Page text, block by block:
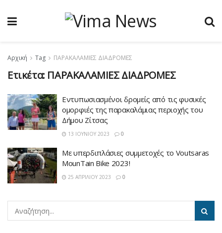
Αρχική Tag ΠΑΡΑΚΑΛΑΜΙΕΣ ΔΙΑΔΡΟΜΕΣ
Ετικέτα: ΠΑΡΑΚΑΛΑΜΙΕΣ ΔΙΑΔΡΟΜΕΣ
Εντυπωσιασμένοι δρομείς από τις φυσικές
ομορφιές της παρακαλάμιας περιοχής του
Δήμου Ζίτσας
13 ΙΟΥΝΊΟΥ 2023 0
Με υπερδιπλάσιες συμμετοχές το Voutsaras
MounTain Bike 2023!
25 ΑΠΡΙΛΊΟΥ 2023 0